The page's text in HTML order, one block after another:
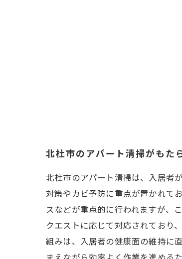
北杜市のアパート清掃がもた
北杜市のアパート清掃は、入居者
対策やカビ予防に重点が置かれて
スなどが重点的に行われますが、
クエストに応じて対応されており
組みは、入居者の健康面の維持に